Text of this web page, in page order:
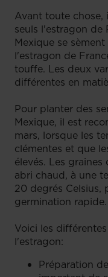
Avant toute chose,
seuls l'estragon de
Mexique se
l'estragon de
touffe. Les deux
différentes en
Pour planter des
Mexique, il est
mars, lorsque les
clémentes et que
élevés. Les
abri chaud, à une
20 degrés Celsius,
germination rapide.
Voici les
l'estragon:
Préparation